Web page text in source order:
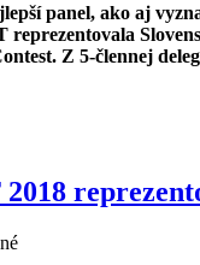
panel, ako aj
Z 5-člennej